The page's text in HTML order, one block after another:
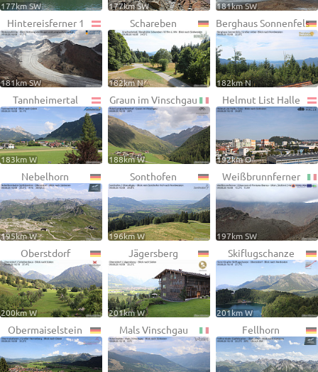
177km SW 177km SW 181km SW
Hintereisferner 1
181km SW
Schareben
182km N
Berghaus Sonnenfels
182km N
Tannheimertal
183km W
Graun im Vinschgau
188km W
Helmut List Halle
192km O
Nebelhorn
195km W
Sonthofen
196km W
Weißbrunnferner
197km SW
Oberstdorf
200km W
Jägersberg
201km W
Skiflugschanze
201km W
Obermaiselstein Mals Vinschgau Fellhorn